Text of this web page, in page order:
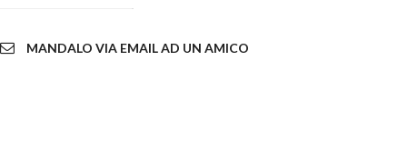
MANDALO VIA EMAIL AD UN AMICO